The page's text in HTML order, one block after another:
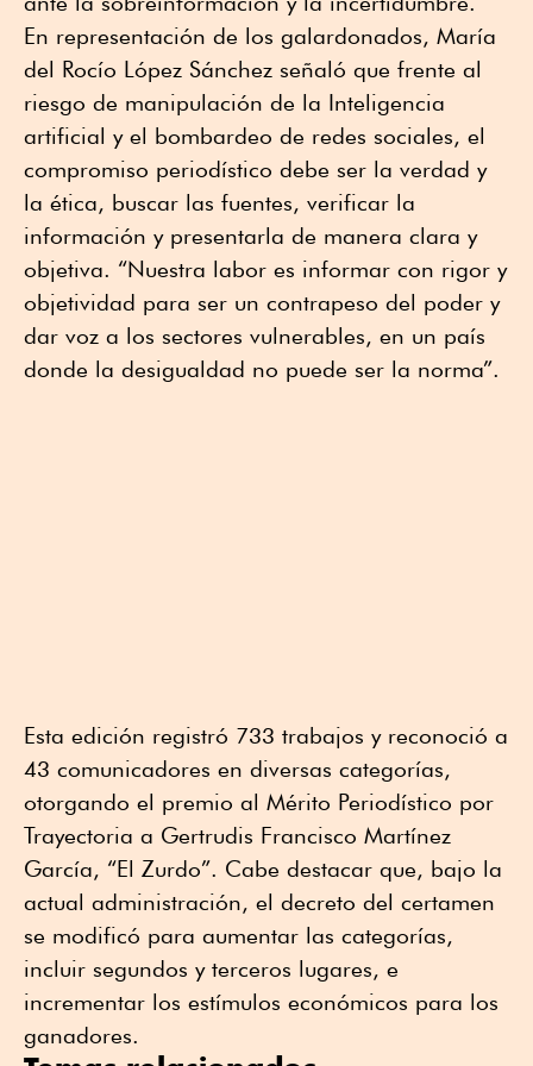
En representación de los galardonados, María
del Rocío López Sánchez señaló que frente al
riesgo de manipulación de la Inteligencia
artificial y el bombardeo de redes sociales, el
compromiso periodístico debe ser la verdad y
la ética, buscar las fuentes, verificar la
información y presentarla de manera clara y
objetiva. “Nuestra labor es informar con rigor y
objetividad para ser un contrapeso del poder y
dar voz a los sectores vulnerables, en un país
donde la desigualdad no puede ser la norma”.
Esta edición registró 733 trabajos y reconoció a
43 comunicadores en diversas categorías,
otorgando el premio al Mérito Periodístico por
Trayectoria a Gertrudis Francisco Martínez
García, “El Zurdo”. Cabe destacar que, bajo la
actual administración, el decreto del certamen
se modificó para aumentar las categorías,
incluir segundos y terceros lugares, e
incrementar los estímulos económicos para los
ganadores.